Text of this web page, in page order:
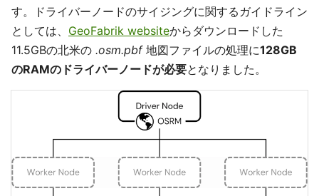
す。ドライバーノードのサイジングに関するガイドライン
としては、 GeoFabrik websiteからダウンロードした
11.5GBの北米の .osm.pbf地図ファイルの処理に128GB
のRAMのドライバーノードが必要となりました。